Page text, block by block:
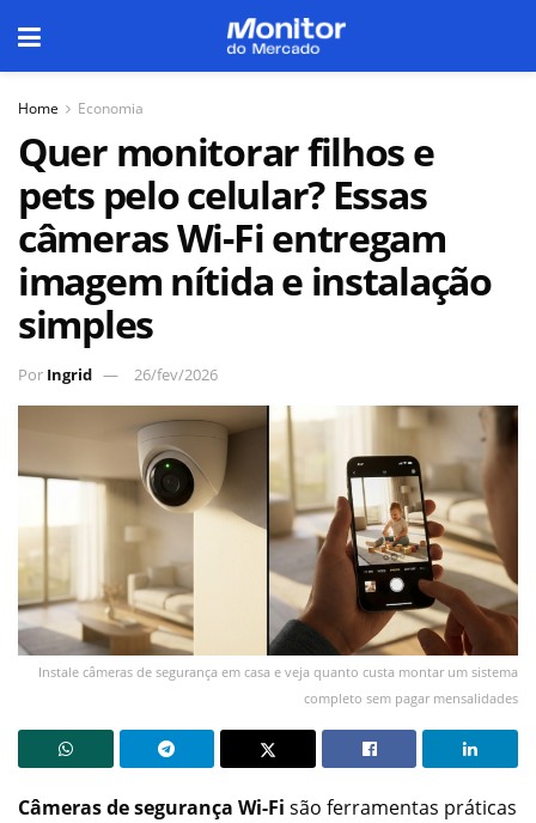
Home Economia
Quer monitorar filhos e
pets pelo celular? Essas
câmeras Wi-Fi entregam
imagem nítida e instalação
simples
Por Ingrid 26/fev/2026
Instale câmeras de segurança em casa e veja quanto custa montar um sistema
completo sem pagar mensalidades
Câmeras de segurança Wi-Fi são ferramentas práticas